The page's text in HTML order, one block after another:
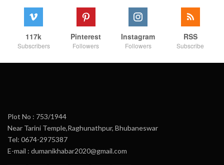
117k
Subscribers
Pinterest
Followers
Instagram
Followers
RSS
Subscribe
Plot No : 753/1944
Near Tarini Temple,Raghunathpur, Bhubaneswar
Tel: 0674-2975387
E-mail : dumanikhabar2020@gmail.com